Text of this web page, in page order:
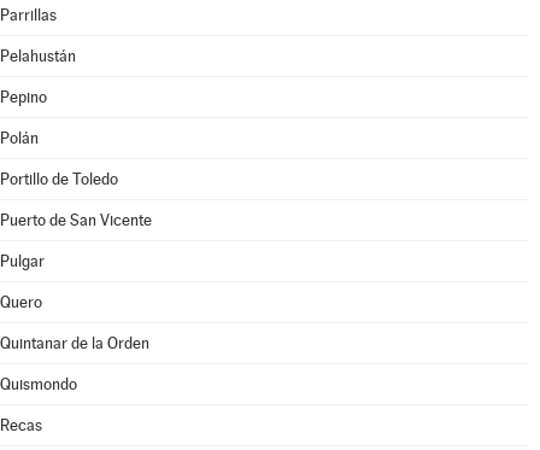
Parrillas
Pelahustán
Pepino
Polán
Portillo de Toledo
Puerto de San Vicente
Pulgar
Quero
Quintanar de la Orden
Quismondo
Recas